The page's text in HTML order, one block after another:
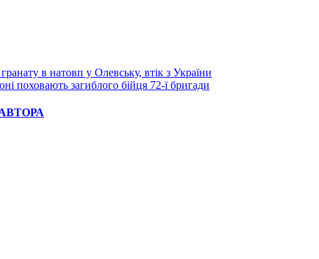
в натовп у Олевську, втік з України
поховають загиблого бійця 72-ї бригади